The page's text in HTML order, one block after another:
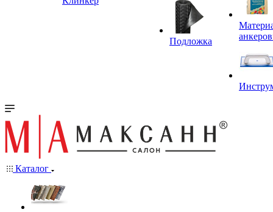
Подложка
Каталог